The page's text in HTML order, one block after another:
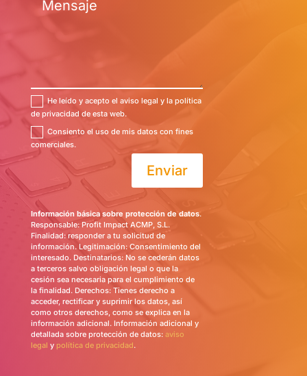
He leído y acepto el aviso legal y la política
de privacidad de esta web.
Consiento el uso de mis datos con fines
comerciales.
Enviar
Información básica sobre protección de datos.
Responsable: Profit Impact ACMP, S.L.
Finalidad: responder a tu solicitud de
información. Legitimación: Consentimiento del
interesado. Destinatarios: No se cederán datos
a terceros salvo obligación legal o que la
cesión sea necesaria para el cumplimiento de
la finalidad. Derechos: Tienes derecho a
acceder, rectificar y suprimir los datos, así
como otros derechos, como se explica en la
información adicional. Información adicional y
detallada sobre protección de datos: aviso
legal y política de privacidad.